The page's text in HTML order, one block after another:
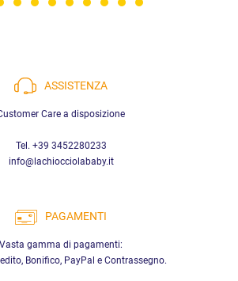
ASSISTENZA
Care a disposizione
Tel. +39 3452280233
info@lachiocciolababy.it
PAGAMENTI
Vasta gamma di pagamenti:
Bonifico, PayPal e Contrassegno.